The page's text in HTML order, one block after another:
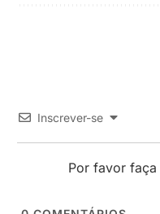
Inscrever-se
Por favor